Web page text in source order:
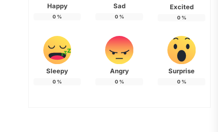
Happy
0 %
Sad
0%
Excited
0%
Sleepy
0 %
Angry
0%
Surprise
0%